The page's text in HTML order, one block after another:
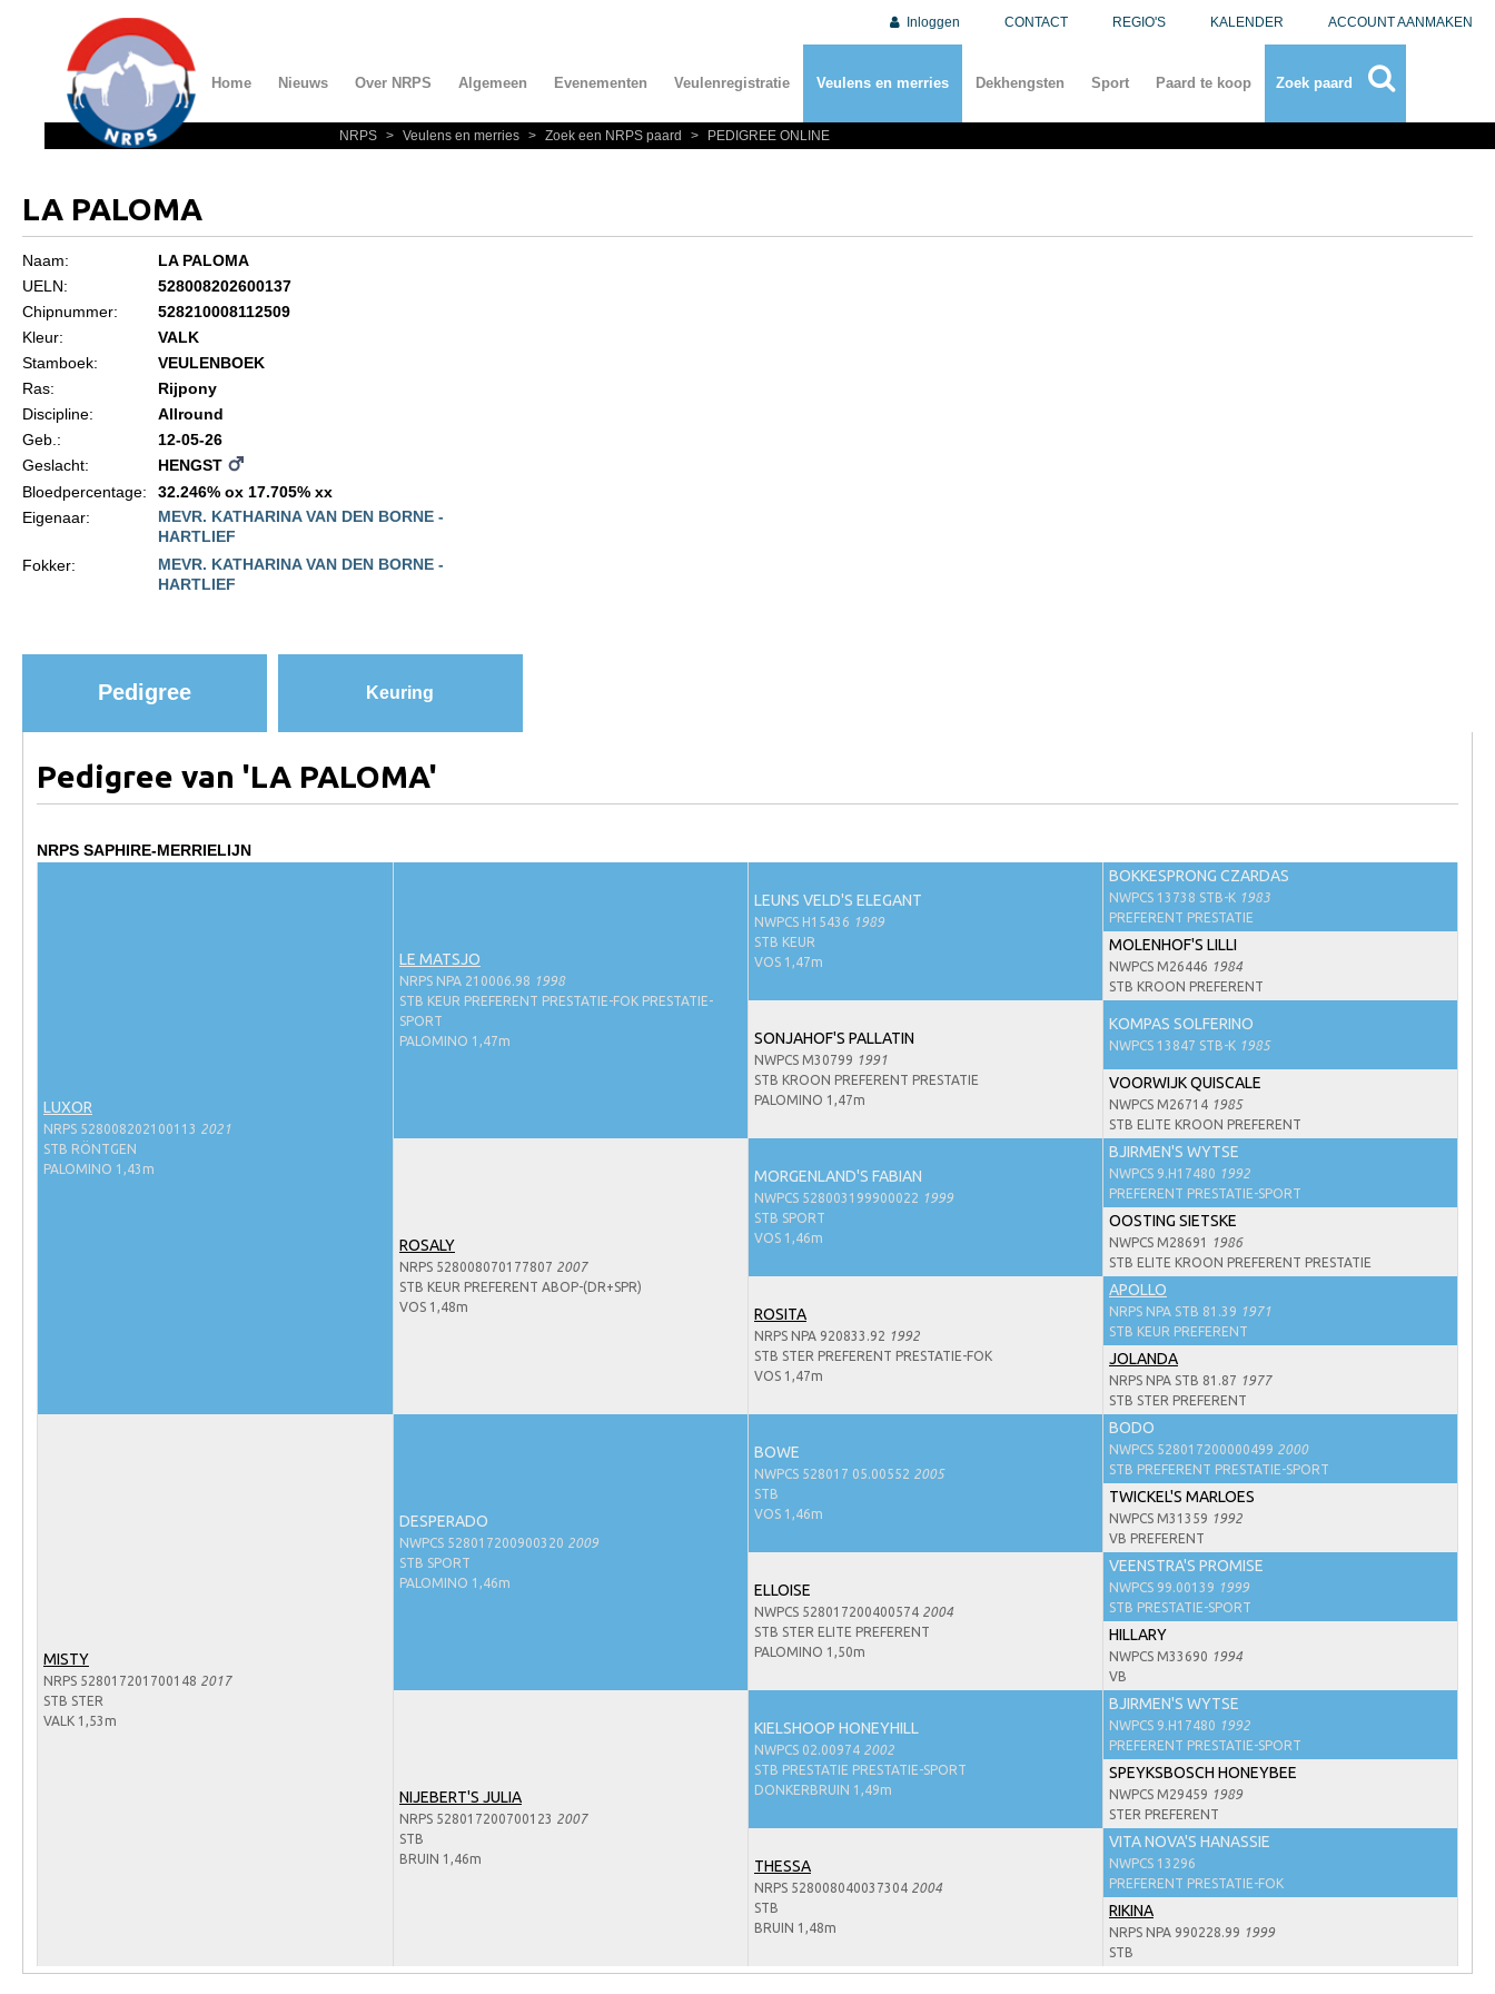
Inloggen CONTACT REGIO'S KALENDER ACCOUNT AANMAKEN
Home Nieuws Over NRPS Algemeen Evenementen Veulenregistratie Veulens en merries Dekhengsten Sport Paard te koop Zoek paard
Over NRPS
Bestuur NRPS
Informatie
Statuten en reglementen
Algemeen
Paardenpaspoort aanvragen
Import registratie
Informatie overschrijven paspoort
Animal Health Regulation
Gids voor Goede Praktijken
Marktplaats
Regionale Keuringen
Informatie aan je paard of pony toevoegen
NRPS > Veulens en merries > Zoek een NRPS paard > PEDIGREE ONLINE
LA PALOMA
Naam:
LA PALOMA
UELN:
528008202600137
Chipnummer:
528210008112509
Kleur:
VALK
Stamboek:
VEULENBOEK
Ras:
Rijpony
Discipline:
Allround
Geb.:
12-05-26
Geslacht:
HENGST
Bloedpercentage:
32.246% ox 17.705% xx
Eigenaar:
MEVR. KATHARINA VAN DEN BORNE -
HARTLIEF
Fokker:
MEVR. KATHARINA VAN DEN BORNE -
HARTLIEF
Pedigree Keuring
Pedigree van 'LA PALOMA'
NRPS SAPHIRE-MERRIELIJN
LUXOR
NRPS 528008202100113 2021
STB RÖNTGEN
PALOMINO 1,43m
LE MATSJO
NRPS NPA 210006.98 1998
STB KEUR PREFERENT PRESTATIE-FOK PRESTATIE-
SPORT
PALOMINO 1,47m
LEUNS VELD'S ELEGANT
NWPCS H15436 1989
STB KEUR
VOS 1,47m
BOKKESPRONG CZARDAS
NWPCS 13738 STB-K 1983
PREFERENT PRESTATIE
MOLENHOF'S LILLI
NWPCS M26446 1984
STB KROON PREFERENT
SONJAHOF'S PALLATIN
NWPCS M30799 1991
STB KROON PREFERENT PRESTATIE
PALOMINO 1,47m
KOMPAS SOLFERINO
NWPCS 13847 STB-K 1985
VOORWIJK QUISCALE
NWPCS M26714 1985
STB ELITE KROON PREFERENT
ROSALY
NRPS 528008070177807 2007
STB KEUR PREFERENT ABOP-(DR+SPR)
VOS 1,48m
MORGENLAND'S FABIAN
NWPCS 528003199900022 1999
STB SPORT
VOS 1,46m
BJIRMEN'S WYTSE
NWPCS 9.H17480 1992
PREFERENT PRESTATIE-SPORT
OOSTING SIETSKE
NWPCS M28691
1986
STB ELITE KROON PREFERENT PRESTATIE
ROSITA
NRPS NPA 920833.92 1992
STB STER PREFERENT PRESTATIE-FOK
VOS 1,47m
APOLLO
NRPS NPA STB 81.39 1971
STB KEUR PREFERENT
JOLANDA
NRPS NPA STB 81.87 1977
STB STER PREFERENT
MISTY
NRPS 528017201700148 2017
STB STER
VALK 1,53m
DESPERADO
NWPCS 528017200900320 2009
STB SPORT
PALOMINO 1,46m
BOWE
NWPCS 528017 05.00552 2005
STB
VOS 1,46m
BODO
NWPCS 528017200000499 2000
STB PREFERENT PRESTATIE-SPORT
TWICKEL'S MARLOES
NWPCS M31359 1992
VB PREFERENT
ELLOISE
NWPCS 528017200400574 2004
STB STER ELITE PREFERENT
PALOMINO 1,50m
VEENSTRA'S PROMISE
NWPCS 99.00139 1999
STB PRESTATIE-SPORT
HILLARY
NWPCS M33690 1994
VB
NIJEBERT'S JULIA
NRPS 528017200700123 2007
STB
BRUIN 1,46m
KIELSHOOP HONEYHILL
NWPCS 02.00974 2002
STB PRESTATIE PRESTATIE-SPORT
DONKERBRUIN 1,49m
BJIRMEN'S WYTSE
NWPCS 9.H17480 1992
PREFERENT PRESTATIE-SPORT
SPEYKSBOSCH HONEYBEE
NWPCS M29459 1989
STER PREFERENT
THESSA
NRPS 528008040037304 2004
STB
BRUIN 1,48m
VITA NOVA'S HANASSIE
NWPCS 13296
PREFERENT PRESTATIE-FOK
RIKINA
NRPS NPA 990228.99 1999
STB